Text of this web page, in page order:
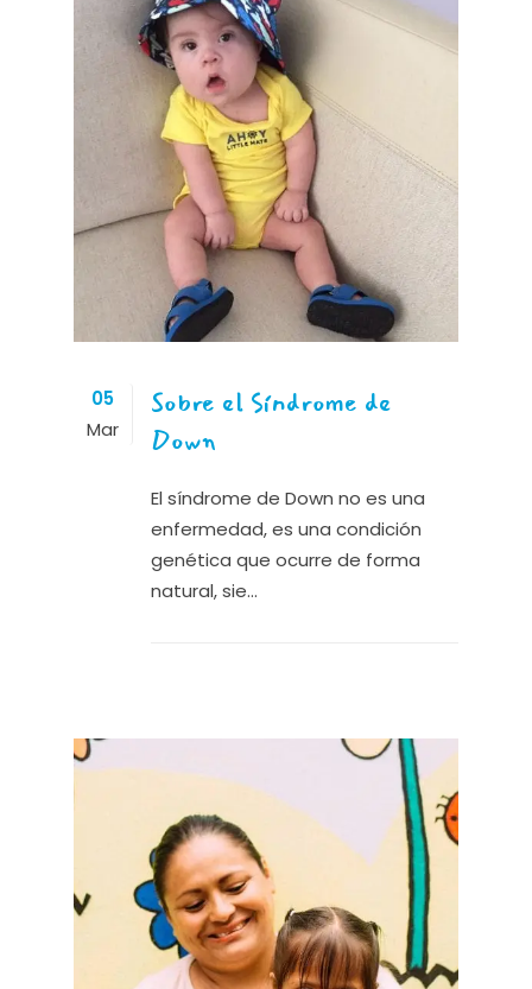
05
Mar
Sobre el Síndrome de
Down
El síndrome de Down no es una
enfermedad, es una condición
genética que ocurre de forma
natural, sie...